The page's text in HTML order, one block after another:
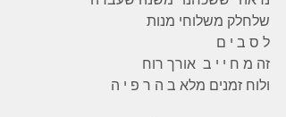
שלחלק משלוחי מנות
ל ס ב י ם
זה מ ח י י ב  אורך רוח
ולוח זמנים מלא ב ה ר פ י ה